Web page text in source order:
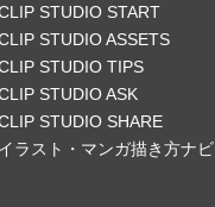
STUDIO START
STUDIO ASSETS
STUDIO TIPS
STUDIO ASK
STUDIO SHARE
イラスト・マンガ描き方ナビ